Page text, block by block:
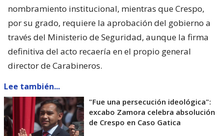
nombramiento institucional, mientras que Crespo,
por su grado, requiere la aprobación del gobierno a
través del Ministerio de Seguridad, aunque la firma
definitiva del acto recaería en el propio general
director de Carabineros.
Lee también...
"Fue una persecución ideológica":
excabo Zamora celebra absolución
de Crespo en Caso Gatica